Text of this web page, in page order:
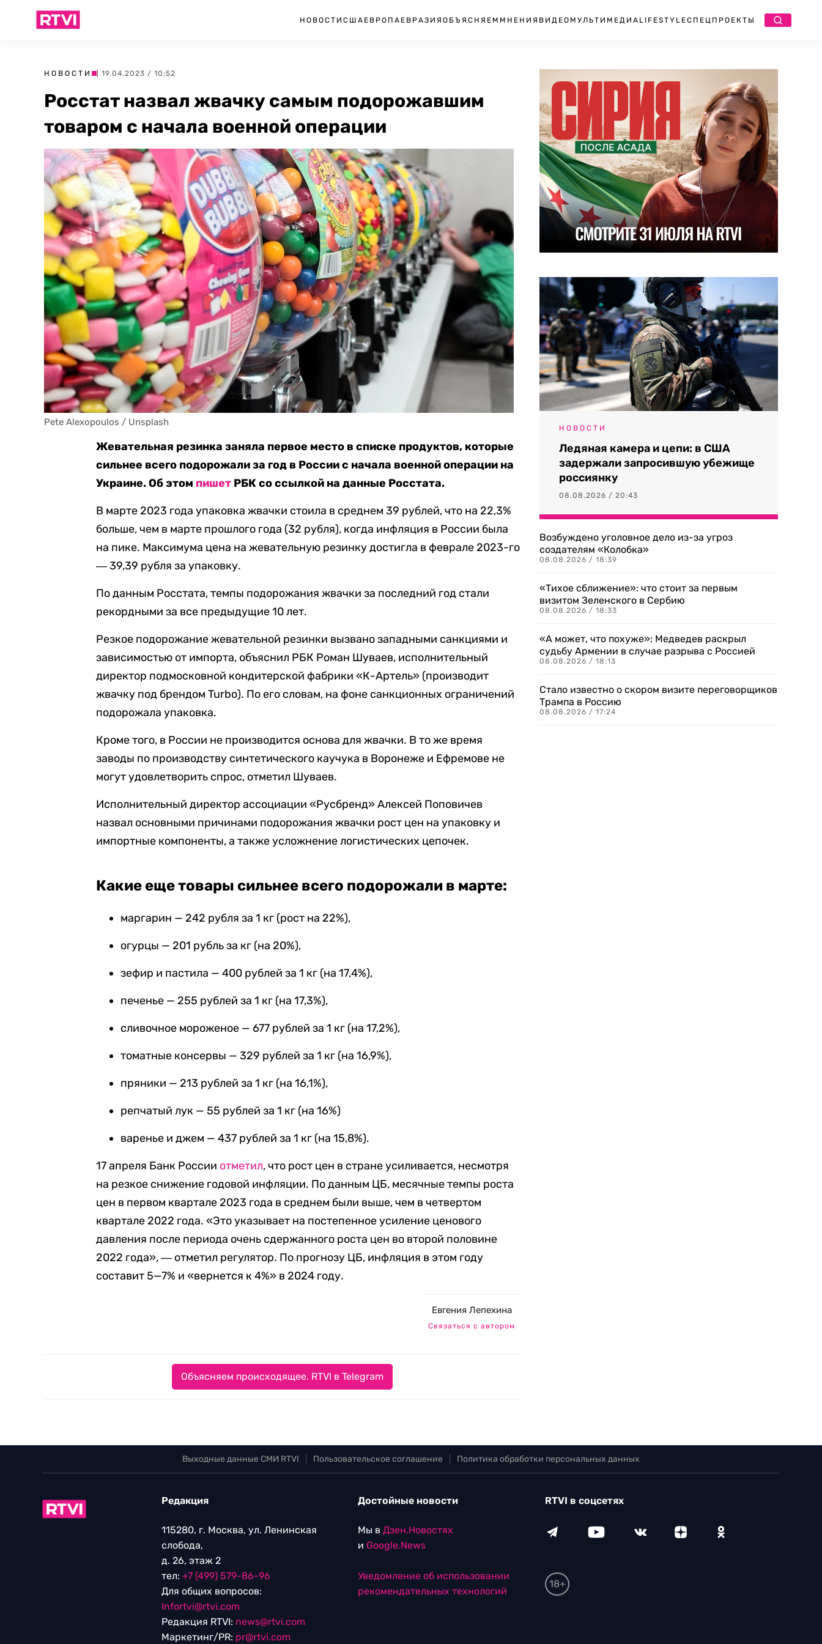
НОВОСТИ США ЕВРОПА ЕВРАЗИЯ ОБЪЯСНЯЕМ МНЕНИЯ ВИДЕО МУЛЬТИМЕДИА LIFESTYLEСПЕЦПРОЕКТЫ
НОВОСТИ | 19.04.2023 / 10:52
Росстат назвал жвачку самым подорожавшим
товаром с начала военной операции
Pete Alexopoulos / Unsplash
Жевательная резинка заняла первое место в списке продуктов, которые
сильнее всего подорожали за год в России с начала военной операции на
Украине. Об этом пишет РБК со ссылкой на данные Росстата.
В марте 2023 года упаковка жвачки стоила в среднем 39 рублей, что на 22,3%
больше, чем в марте прошлого года (32 рубля), когда инфляция в России была
на пике. Максимума цена на жевательную резинку достигла в феврале 2023-го
― 39,39 рубля за упаковку.
По данным Росстата, темпы подорожания жвачки за последний год стали
рекордными за все предыдущие 10 лет.
Резкое подорожание жевательной резинки вызвано западными санкциями и
зависимостью от импорта, объяснил РБК Роман Шуваев, исполнительный
директор подмосковной кондитерской фабрики «К-Артель» (производит
жвачку под брендом Turbo). По его словам, на фоне санкционных ограничений
подорожала упаковка.
Кроме того, в России не производится основа для жвачки. В то же время
заводы по производству синтетического каучука в Воронеже и Ефремове не
могут удовлетворить спрос, отметил Шуваев.
Исполнительный директор ассоциации «Русбренд» Алексей Поповичев
назвал основными причинами подорожания жвачки рост цен на упаковку и
импортные компоненты, а также усложнение логистических цепочек.
Какие еще товары сильнее всего подорожали в марте:
маргарин — 242 рубля за 1 кг (рост на 22%),
огурцы — 201 рубль за кг (на 20%),
зефир и пастила — 400 рублей за 1 кг (на 17,4%),
печенье — 255 рублей за 1 кг (на 17,3%),
сливочное мороженое — 677 рублей за 1 кг (на 17,2%),
томатные консервы — 329 рублей за 1 кг (на 16,9%),
пряники — 213 рублей за 1 кг (на 16,1%),
репчатый лук — 55 рублей за 1 кг (на 16%)
варенье и джем — 437 рублей за 1 кг (на 15,8%).
17 апреля Банк России отметил, что рост цен в стране усиливается, несмотря
на резкое снижение годовой инфляции. По данным ЦБ, месячные темпы роста
цен в первом квартале 2023 года в среднем были выше, чем в четвертом
квартале 2022 года. «Это указывает на постепенное усиление ценового
давления после периода очень сдержанного роста цен во второй половине
2022 года», ― отметил регулятор. По прогнозу ЦБ, инфляция в этом году
составит 5—7% и «вернется к 4%» в 2024 году.
Евгения Лепехина
Связаться с автором
Объясняем происходящее. RTVI в Telegram
НОВОСТИ
Ледяная камера и цепи: в США
задержали запросившую убежище
россиянку
08.08.2026 / 20:43
Возбуждено уголовное дело из-за угроз
создателям «Колобка»
08.08.2026 / 18:39
«Тихое сближение»: что стоит за первым
визитом Зеленского в Сербию
08.08.2026 / 18:33
«А может, что похуже»: Медведев раскрыл
судьбу Армении в случае разрыва с Россией
08.08.2026 / 18:13
Стало известно о скором визите переговорщиков
Трампа в Россию
08.08.2026 / 17:24
Выходные данные СМИ RTVI Пользовательское соглашение Политика обработки персональных данных
Редакция
115280, г. Москва, ул. Ленинская
слобода,
д. 26, этаж 2
тел: +7 (499) 579-86-96
Для общих вопросов:
Infortvi@rtvi.com
Редакция RTVI: news@rtvi.com
Маркетинг/PR: pr@rtvi.com
Достойные новости
Мы в Дзен.Новостях
и Google.News
Уведомление об использовании
рекомендательных технологий
RTVI в соцсетях
18+